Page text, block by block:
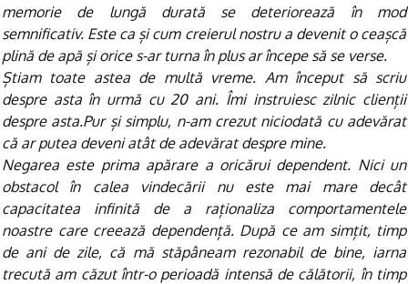
memorie de lungă durată se deteriorează în mod
semnificativ. Este ca și cum creierul nostru a devenit o ceașcă
plină de apă și orice s-ar turna în plus ar începe să se verse.
Știam toate astea de multă vreme. Am început să scriu
despre asta în urmă cu 20 ani. Îmi instruiesc zilnic clienții
despre asta.Pur și simplu, n-am crezut niciodată cu adevărat
că ar putea deveni atât de adevărat despre mine.
Negarea este prima apărare a oricărui dependent. Nici un
obstacol în calea vindecării nu este mai mare decât
capacitatea infinită de a raționaliza comportamentele
noastre care creează dependență. După ce am simțit, timp
de ani de zile, că mă stăpâneam rezonabil de bine, iarna
trecută am căzut într-o perioadă intensă de călătorii, în timp